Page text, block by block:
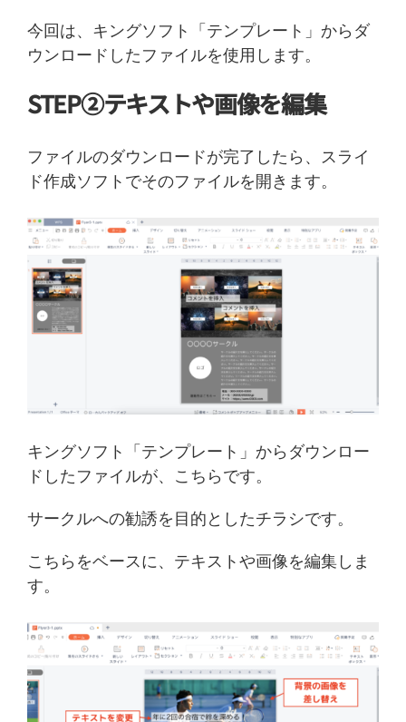
今回は、キングソフト「テンプレート」からダ
ウンロードしたファイルを使用します。
STEP②テキストや画像を編集
ファイルのダウンロードが完了したら、スライ
ド作成ソフトでそのファイルを開きます。
キングソフト「テンプレート」からダウンロー
ドしたファイルが、こちらです。
サークルへの勧誘を目的としたチラシです。
こちらをベースに、テキストや画像を編集しま
す。